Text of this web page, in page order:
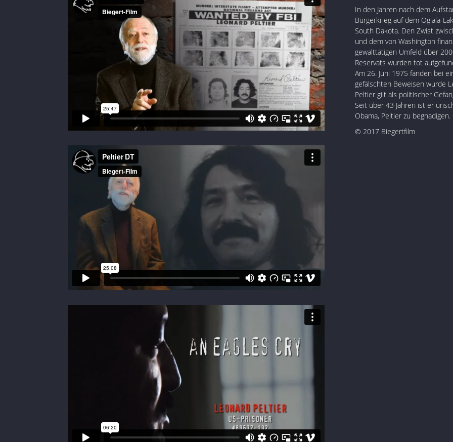
In den Jahren nach dem
Bürgerkrieg auf dem Oglala-
South Dakota. Den Zwist
und dem von Washington
gewalttätigen Umfeld über
Reservats wurden tot
Am 26. Juni 1975 fanden bei
gefälschten Beweisen wurde
Peltier gilt als politischer
Seit über 43 Jahren ist er
Obama, Peltier zu begnadigen.
© 2017 Biegertfilm